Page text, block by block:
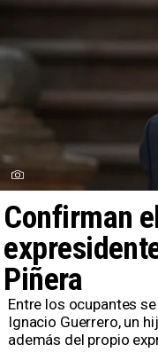
Confirman
Piñera
​Entre los ocupantes
Ignacio Guerrero, un
además del propio